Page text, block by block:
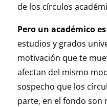
de los círculos
Pero un académico
estudios y grados
motivación que te
afectan del mismo
sospecho que los
parte, en el fondo son